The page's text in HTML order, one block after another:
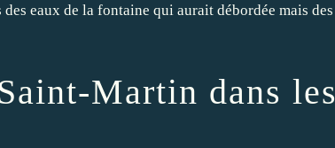
eaux de la fontaine qui aurait débordée mais des
Martin dans les